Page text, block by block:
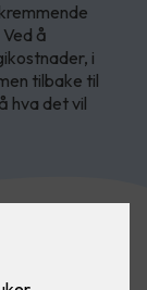
å
i
tilbake til
hva det vil